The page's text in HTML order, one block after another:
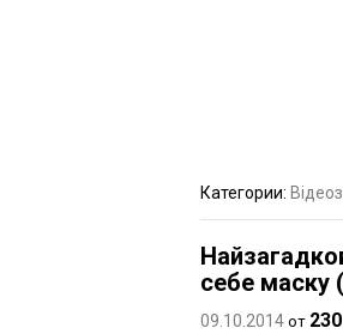
Категории:
себе маску
09.10.2014 от